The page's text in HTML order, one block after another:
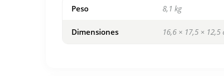
Peso 8,1 kg
Dimensiones 16,6 × 17,5 × 12,5